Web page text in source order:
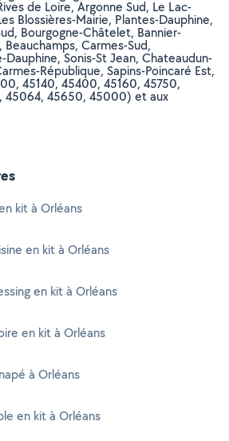
de Loire, Argonne Sud, Le Lac-
Blossières-Mairie, Plantes-Dauphine,
Bourgogne-Châtelet, Bannier-
Beauchamps, Carmes-Sud,
Dauphine, Sonis-St Jean, Chateaudun-
République, Sapins-Poincaré Est,
45140, 45400, 45160, 45750,
45064, 45650, 45000) et aux
kit à Orléans
en kit à Orléans
en kit à Orléans
en kit à Orléans
à Orléans
en kit à Orléans